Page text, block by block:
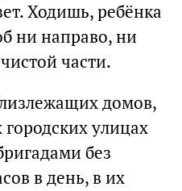
Ходишь, ребёнка
ни направо, ни
части.
домов,
улицах
без
в день, в их